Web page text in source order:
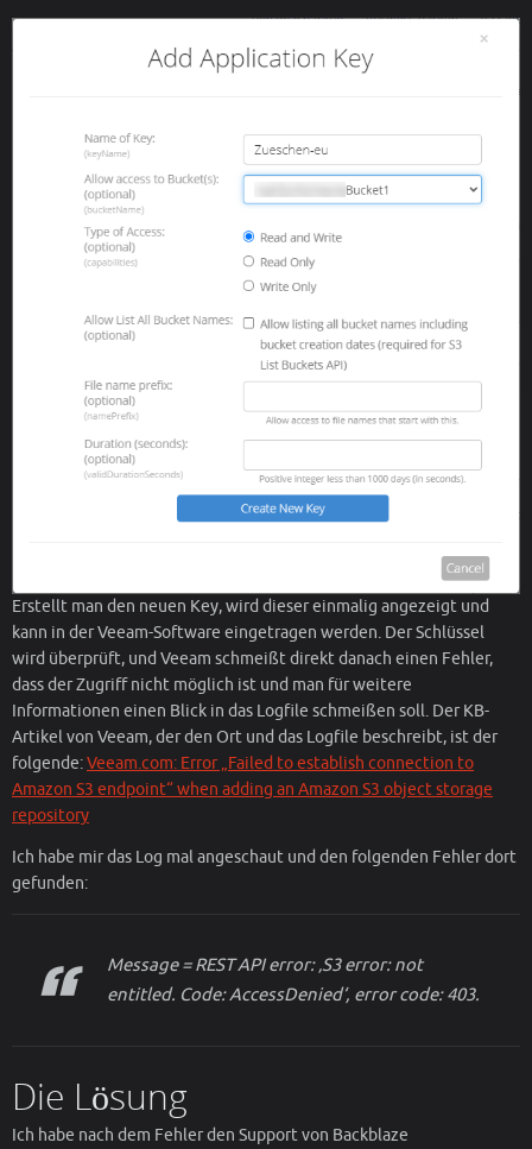
Erstellt man den neuen Key, wird dieser einmalig angezeigt und
kann in der Veeam-Software eingetragen werden. Der Schlüssel
wird überprüft, und Veeam schmeißt direkt danach einen Fehler,
dass der Zugriff nicht möglich ist und man für weitere
Informationen einen Blick in das Logfile schmeißen soll. Der KB-
Artikel von Veeam, der den Ort und das Logfile beschreibt, ist der
folgende:Veeam.com: Error „Failed to establish connection to
Amazon S3 endpoint“ when adding an Amazon S3 object storage
repository
Ich habe mir das Log mal angeschaut und den folgenden Fehler dort
gefunden:
Message = REST API error: ‚S3 error: not
entitled. Code: AccessDenied‘, error code: 403.
Die Lösung
Ich habe nach dem Fehler den Support von Backblaze